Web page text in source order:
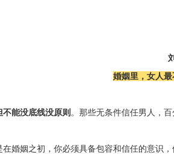
婚姻里，女人最
能没底线没原则 。那些无条件信任男人，
婚姻之初，你必须具备包容和信任的意识，